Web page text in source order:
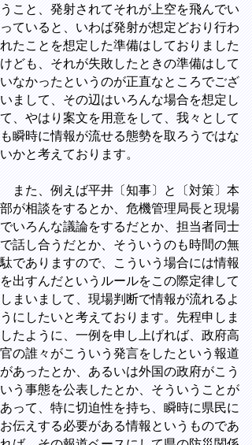
うこと、発射されてそれが上空を飛んでい
っていると、いわば発射が想定どおり行わ
れたことを想定した準備はしておりました
けども、それが失敗したときの準備はして
いなかったというのが正直なところでござ
いまして、その辺はいろんな場合を想定し
て、やはり案文を用意をして、我々として
も瞬時に情報が流せる態勢を取ろうではな
いかと考えております。
また、例えば平井〔知事〕と〔対策〕本
部が相談をするとか、危機管理局長と現場
でいろんな議論をするだとか、担当者同士
で話し合うだとか、そういうのも時間の無
駄でありますので、こういう場合には情報
を出すんだというルールをこの際定律して
しまいまして、現場判断で情報が流れるよ
うにしたいと考えております。先程申しま
したように、一例を申し上げれば、政府高
官の誰々がこういう発言をしたという報道
があったとか、あるいは外国の政府がこう
いう事態を公表したとか、そういうことが
あって、特に切迫性を持ち、瞬時に県民に
お伝えする必要がある情報というものであ